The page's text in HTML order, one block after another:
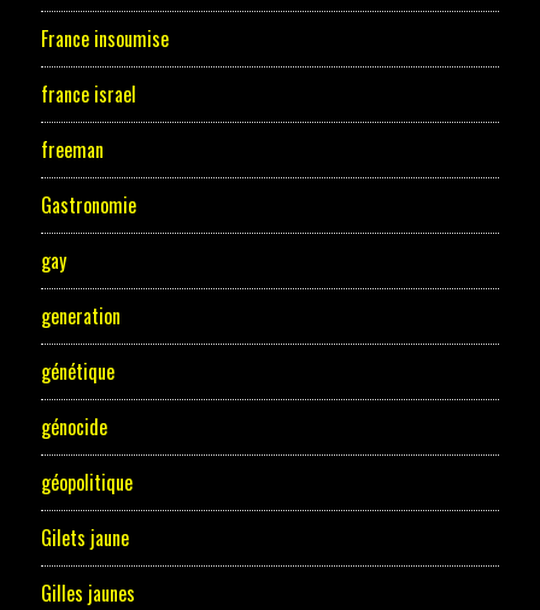
France insoumise
france israel
freeman
Gastronomie
gay
generation
génétique
génocide
géopolitique
Gilets jaune
Gilles jaunes